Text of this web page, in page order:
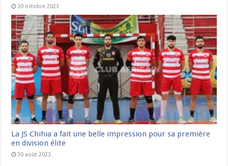
30 octobre 2023
La JS Chihia a fait une belle impression pour sa première
en division élite
30 août 2023